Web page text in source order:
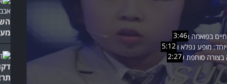
3:46
5:12
2:27